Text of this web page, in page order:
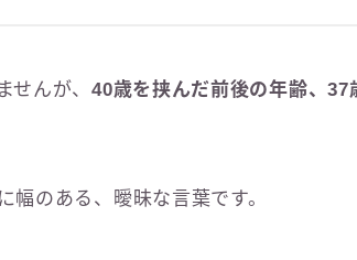
せんが、40歳を挟んだ前後の年齢、37
のある、曖昧な言葉です。